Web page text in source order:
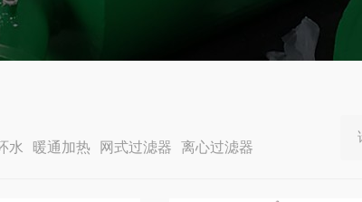
水 暖通加热 网式过滤器 离心过滤器